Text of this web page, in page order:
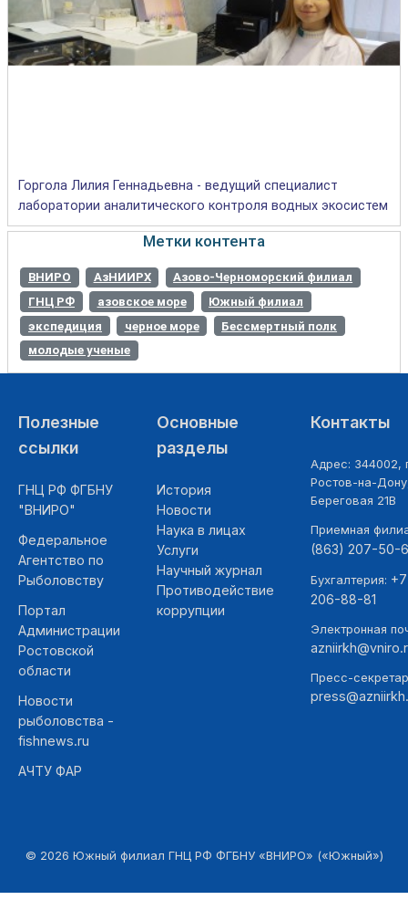
Горгола Лилия Геннадьевна - ведущий специалист
лаборатории аналитического контроля водных экосистем
Метки контента
ВНИРО АзНИИРХ
Азово-Черноморский филиал
ГНЦ РФ
азовское море
Южный филиал
экспедиция
черное море
Бессмертный полк
молодые ученые
Полезные
ссылки
ГНЦ РФ ФГБНУ
"ВНИРО"
Федеральное
Агентство по
Рыболовству
Портал
Администрации
Ростовской
области
Новости
рыболовства -
fishnews.ru
АЧТУ ФАР
Основные
разделы
История
Новости
Наука в лицах
Услуги
Научный журнал
Противодействие
коррупции
Контакты
Адрес: 344002,
Ростов-на-
Береговая 21В
Приемная
(863) 207-50-
Бухгалтерия:
206-88-81
Электронная
Пресс-
© 2026 Южный филиал ГНЦ РФ ФГБНУ «ВНИРО» («Южный»)